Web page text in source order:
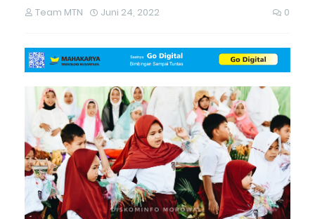
Team MTN Juni 24, 2022 0